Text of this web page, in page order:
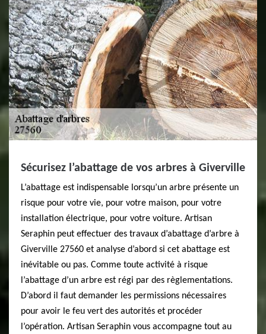
Sécurisez l’abattage de vos arbres à Giverville
L’abattage est indispensable lorsqu’un arbre présente un
risque pour votre vie, pour votre maison, pour votre
installation électrique, pour votre voiture. Artisan
Seraphin peut effectuer des travaux d’abattage d’arbre à
Giverville 27560 et analyse d’abord si cet abattage est
inévitable ou pas. Comme toute activité à risque
l’abattage d’un arbre est régi par des règlementations.
D’abord il faut demander les permissions nécessaires
pour avoir le feu vert des autorités et procéder
l’opération. Artisan Seraphin vous accompagne tout au